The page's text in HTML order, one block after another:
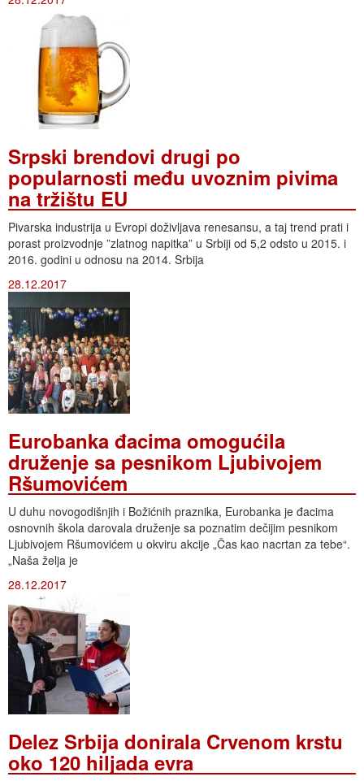
Srpski brendovi drugi po
popularnosti među uvoznim pivima
na tržištu EU
Pivarska industrija u Evropi doživljava renesansu, a taj trend prati i
porast proizvodnje ”zlatnog napitka” u Srbiji od 5,2 odsto u 2015. i
2016. godini u odnosu na 2014. Srbija
28.12.2017
Eurobanka đacima omogućila
druženje sa pesnikom Ljubivojem
Ršumovićem
U duhu novogodišnjih i Božićnih praznika, Eurobanka je đacima
osnovnih škola darovala druženje sa poznatim dečijim pesnikom
Ljubivojem Ršumovićem u okviru akcije „Čas kao nacrtan za tebe“.
„Naša želja je
28.12.2017
Delez Srbija donirala Crvenom krstu
oko 120 hiljada evra